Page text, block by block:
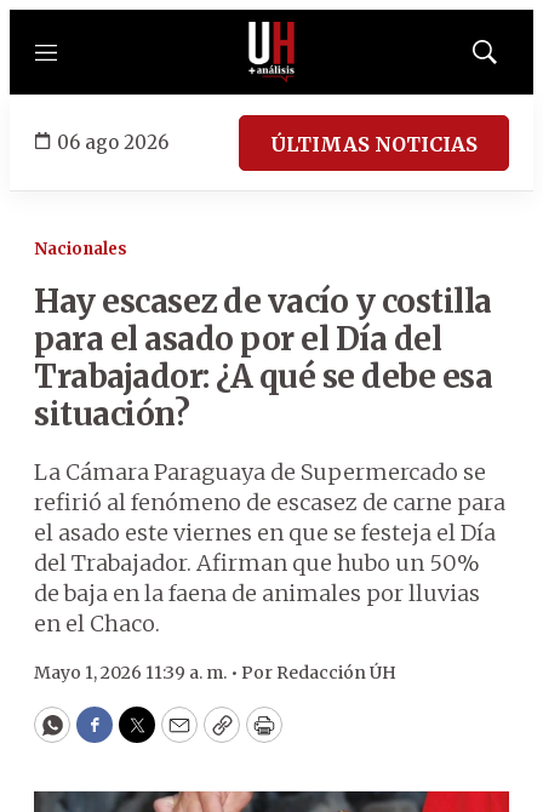
Menú
Mostrar
06 ago 2026 ÚLTIMAS NOTICIAS
Nacionales
Hay escasez de vacío y costilla
para el asado por el Día del
Trabajador: ¿A qué se debe esa
situación?
La Cámara Paraguaya de Supermercado se
refirió al fenómeno de escasez de carne para
el asado este viernes en que se festeja el Día
del Trabajador. Afirman que hubo un 50%
de baja en la faena de animales por lluvias
en el Chaco.
Mayo 1, 2026 11:39 a. m. • Por Redacción ÚH
WhatsApp
Facebook
Twitter
EmailCopyPrint